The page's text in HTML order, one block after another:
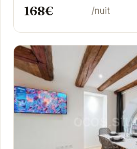
168€ /nuit